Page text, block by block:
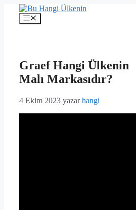
İçeriğe
Menü
Graef Hangi Ülkenin
Malı Markasıdır?
4 Ekim 2023 yazarhangi